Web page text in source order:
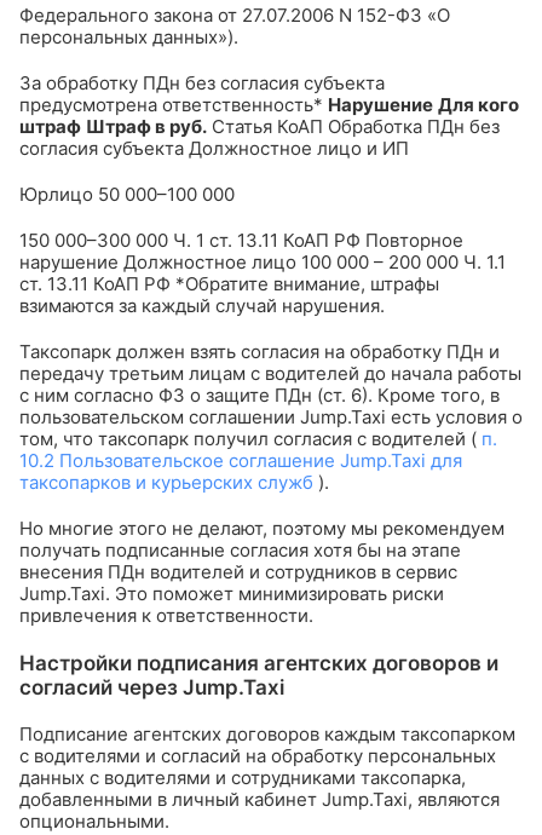
Федерального закона от 27.07.2006 N 152-ФЗ «О
персональных данных»).
За обработку ПДн без согласия субъекта
предусмотрена ответственность* Нарушение Для кого
штраф Штраф в руб. Статья КоАП Обработка ПДн без
согласия субъекта Должностное лицо и ИП
Юрлицо 50 000–100 000
150 000–300 000 Ч. 1 ст. 13.11 КоАП РФ Повторное
нарушение Должностное лицо 100 000 – 200 000 Ч. 1.1
ст. 13.11 КоАП РФ *Обратите внимание, штрафы
взимаются за каждый случай нарушения.
Таксопарк должен взять согласия на обработку ПДн и
передачу третьим лицам с водителей до начала работы
с ним согласно ФЗ о защите ПДн (ст. 6). Кроме того, в
пользовательском соглашении Jump.Taxi есть условия о
том, что таксопарк получил согласия с водителей ( п.
10.2 Пользовательское соглашение Jump.Taxi для
таксопарков и курьерских служб ).
Но многие этого не делают, поэтому мы рекомендуем
получать подписанные согласия хотя бы на этапе
внесения ПДн водителей и сотрудников в сервис
Jump.Taxi. Это поможет минимизировать риски
привлечения к ответственности.
Настройки подписания агентских договоров и
согласий через Jump.Taxi
Подписание агентских договоров каждым таксопарком
с водителями и согласий на обработку персональных
данных с водителями и сотрудниками таксопарка,
добавленными в личный кабинет Jump.Taxi, являются
опциональными.